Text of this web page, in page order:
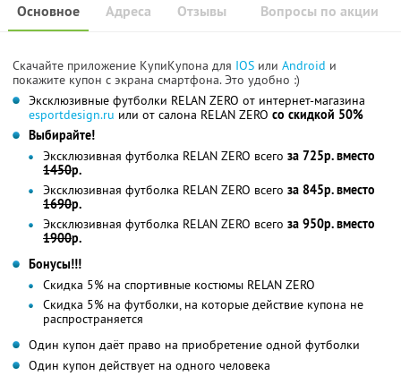
Основное Отзывы Вопросы по акции
Адреса
Скачайте приложение КупиКупона для IOS или Android и
покажите купон с экрана смартфона. Это удобно :)
Эксклюзивные футболки RELAN ZERO от интернет-магазина
esportdesign.ru или от салона RELAN ZERO со скидкой 50%
Выбирайте!
Эксклюзивная футболка RELAN ZERO всего за 725р. вместо
1450р.
Эксклюзивная футболка RELAN ZERO всего за 845р. вместо
1690р.
Эксклюзивная футболка RELAN ZERO всего за 950р. вместо
1900р.
Бонусы!!!
Cкидка 5% на спортивные костюмы RELAN ZERO
Скидка 5% на футболки, на которые действие купона не
распространяется
Один купон даёт право на приобретение одной футболки
Один купон действует на одного человека